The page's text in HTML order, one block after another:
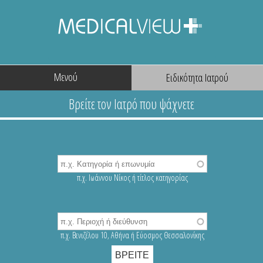
Μενού
π.χ. Ιωάννου Νίκος ή τίτλος κατηγορίας
π.χ. Βενιζέλου 10, Αθήνα ή Εύοσμος Θεσσαλονίκης